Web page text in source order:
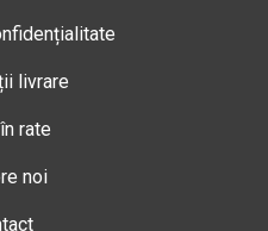
livrare
rate
noi